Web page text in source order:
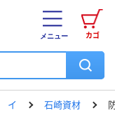
カゴ
メニュー
イ 石崎資材